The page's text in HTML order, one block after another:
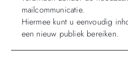
mailcommunicatie.
Hiermee kunt u eenvoudig
een nieuw publiek bereiken.